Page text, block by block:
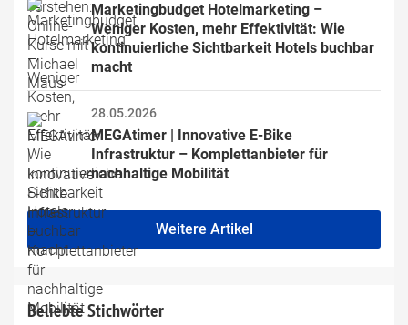
Marketingbudget Hotelmarketing –
Weniger Kosten, mehr Effektivität: Wie
kontinuierliche Sichtbarkeit Hotels buchbar
macht
28.05.2026
MEGAtimer | Innovative E-Bike
Infrastruktur – Komplettanbieter für
nachhaltige Mobilität
Weitere Artikel
Beliebte Stichwörter